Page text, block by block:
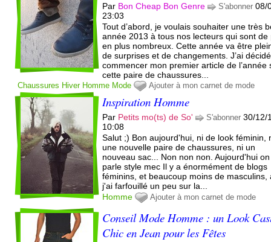
Par Bon Cheap Bon Genre S'abonner 08/
23:03
Tout d’abord, je voulais souhaiter une très
année 2013 à tous nos lecteurs qui sont de
en plus nombreux. Cette année va être
de surprises et de changements. J’ai
commencer mon premier article de l’année
cette paire de chaussures...
Chaussures Hiver Homme Mode Ajouter à mon carnet de mode
Inspiration Homme
Par Petits mo(ts) de So' S'abonner 30/12/
10:08
Salut ;) Bon aujourd'hui, ni de look féminin,
une nouvelle paire de chaussures, ni un
nouveau sac... Non non non. Aujourd'hui on
parle style mec Il y a énormément de blogs
féminins, et beaucoup moins de masculins,
j'ai farfouillé un peu sur la...
Homme
Ajouter à mon carnet de mode
Conseil Mode Homme : un Look
Chic en Jean pour les Fêtes